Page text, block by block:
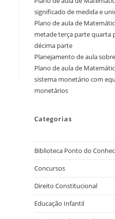
significado de medida e
Plano de aula de
metade terça parte quarta
décima parte
Planejamento de aula
Plano de aula de
sistema monetário com
monetários
Categorias
Biblioteca Ponto do
Concursos
Direito Constitucional
Educação Infantil